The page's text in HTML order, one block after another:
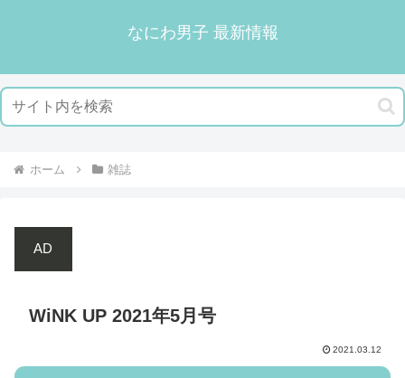
なにわ男子 最新情報
ホーム 雑誌
AD
WiNK UP 2021年5月号
2021.03.12